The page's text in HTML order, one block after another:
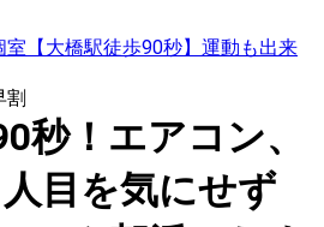
【大橋駅徒歩90秒】運動も出来
割
秒！エアコン、
目を気にせず